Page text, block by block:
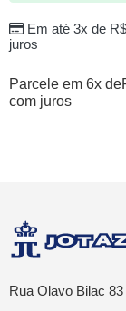
Em até 3x de R$
juros
Parcele em 6x de
com juros
Rua Olavo Bilac